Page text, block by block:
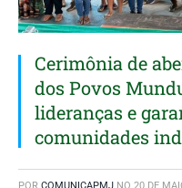
Cerimônia de
dos Povos
lideranças e
comunidades